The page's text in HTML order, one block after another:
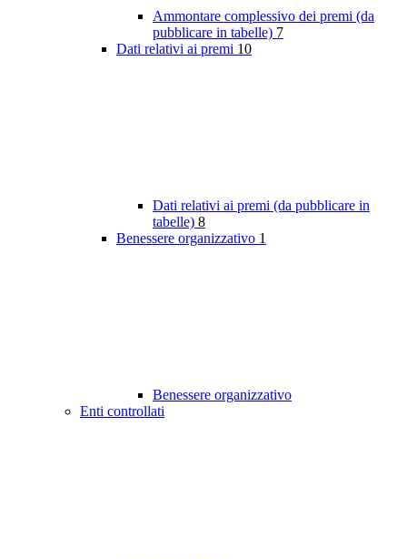
Ammontare complessivo dei premi (da
pubblicare in tabelle) 7
Dati relativi ai premi 10
Dati relativi ai premi (da pubblicare in
tabelle) 8
Benessere organizzativo 1
Benessere organizzativo
Enti controllati